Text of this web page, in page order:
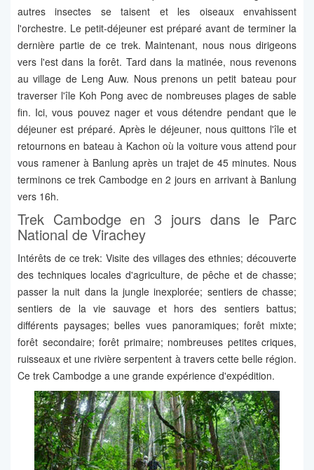
autres insectes se taisent et les oiseaux envahissent
l'orchestre. Le petit-déjeuner est préparé avant de terminer la
dernière partie de ce trek. Maintenant, nous nous dirigeons
vers l'est dans la forêt. Tard dans la matinée, nous revenons
au village de Leng Auw. Nous prenons un petit bateau pour
traverser l'île Koh Pong avec de nombreuses plages de sable
fin. Ici, vous pouvez nager et vous détendre pendant que le
déjeuner est préparé. Après le déjeuner, nous quittons l'île et
retournons en bateau à Kachon où la voiture vous attend pour
vous ramener à Banlung après un trajet de 45 minutes. Nous
terminons ce trek Cambodge en 2 jours en arrivant à Banlung
vers 16h.
Trek Cambodge en 3 jours dans le Parc
National de Virachey
Intérêts de ce trek: Visite des villages des ethnies; découverte
des techniques locales d'agriculture, de pêche et de chasse;
passer la nuit dans la jungle inexplorée; sentiers de chasse;
sentiers de la vie sauvage et hors des sentiers battus;
différents paysages; belles vues panoramiques; forêt mixte;
forêt secondaire; forêt primaire; nombreuses petites criques,
ruisseaux et une rivière serpentent à travers cette belle région.
Ce trek Cambodge a une grande expérience d'expédition.